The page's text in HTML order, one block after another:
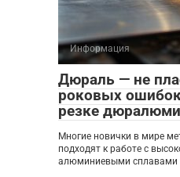
Информация
Дюраль — не
роковых
резке
Многие новички в мире
подходят к работе с
алюминиевыми сплавами